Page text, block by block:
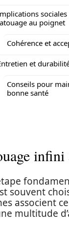
au poignet
Cohérence et
et
Conseils pour
bonne santé
infini
souvent
associent
multitude